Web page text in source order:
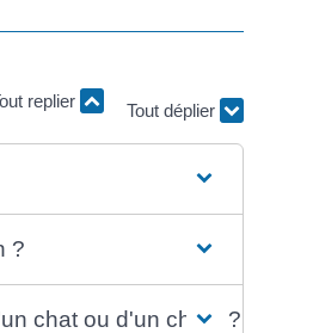
replier
Tout déplier
?
chat ou d'un chien ?